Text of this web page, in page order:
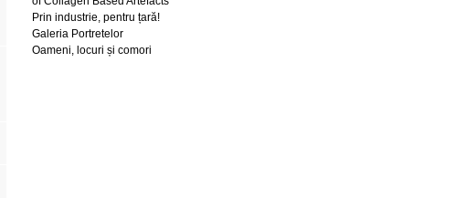
Prin industrie, pentru țară!
Galeria Portretelor
Oameni, locuri și comori